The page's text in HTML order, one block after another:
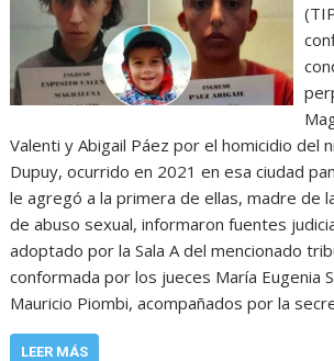
Valenti y Abigail Páez por el homicidio del
Dupuy, ocurrido en 2021 en esa ciudad
le agregó a la primera de ellas, madre de
de abuso sexual, informaron fuentes
adoptado por la Sala A del mencionado
conformada por los jueces María Eugenia
Mauricio Piombi, acompañados por la
LEER MÁS